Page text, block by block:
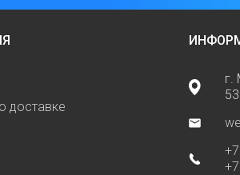
доставке
г.
53